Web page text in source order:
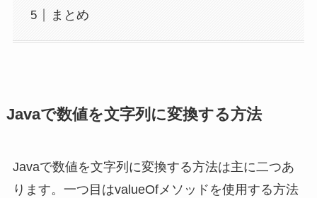
まとめ
Javaで数値を文字列に変換する方法
Javaで数値を文字列に変換する方法は主に二つあ
ります。一つ目はvalueOfメソッドを使用する方法